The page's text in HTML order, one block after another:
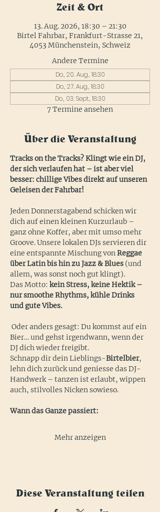
Zeit & Ort
13. Aug. 2026, 18:30 – 21:30
Birtel Fahrbar, Frankfurt-Strasse 21,
4053 Münchenstein, Schweiz
Andere Termine
Do., 20. Aug., 18:30
Do., 27. Aug., 18:30
Do., 03. Sept., 18:30
7 Termine ansehen
Über die Veranstaltung
Tracks on the Tracks? Klingt wie ein DJ,
der sich verlaufen hat – ist aber viel
besser: chillige Vibes direkt auf unseren
Geleisen der Fahrbar!
Jeden Donnerstagabend schicken wir
dich auf einen kleinen Kurzurlaub –
ganz ohne Koffer, aber mit umso mehr
Groove. Unsere lokalen DJs servieren dir
eine entspannte Mischung von Reggae
über Latin bis hin zu Jazz & Blues (und
allem, was sonst noch gut klingt).
Das Motto: kein Stress, keine Hektik –
nur smoothe Rhythms, kühle Drinks
und gute Vibes.
Bier… und gehst irgendwann, wenn der
DJ dich wieder freigibt.
Schnapp dir dein Lieblings-Birtelbier,
lehn dich zurück und geniesse das DJ-
Handwerk – tanzen ist erlaubt, wippen
auch, stilvolles Nicken sowieso.
Wann das Ganze passiert:
Mehr anzeigen
Diese Veranstaltung teilen